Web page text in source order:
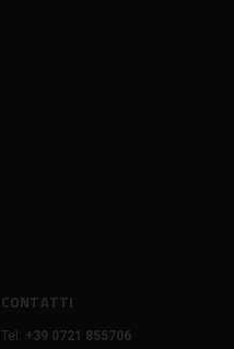
CONTATTI
Tel:
+39 0721 855706